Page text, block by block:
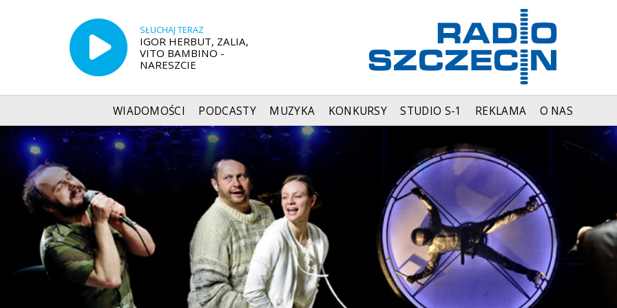
SŁUCHAJ TERAZ
IGOR HERBUT, ZALIA,
VITO BAMBINO -
NARESZCIE
WIADOMOŚCI PODCASTY MUZYKA KONKURSY STUDIO S-1 REKLAMA O NAS